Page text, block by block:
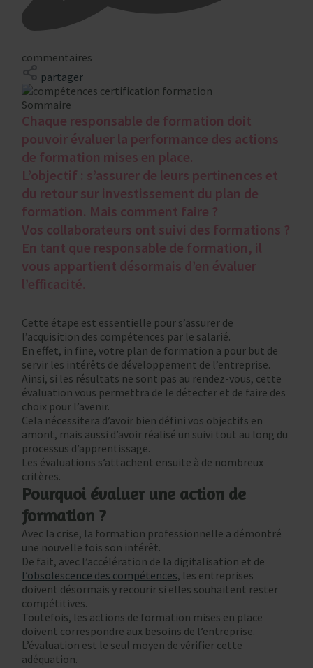
commentaires
partager
Sommaire
Chaque responsable de formation doit
pouvoir évaluer la performance des actions
de formation mises en place.
L’objectif : s’assurer de leurs pertinences et
du retour sur investissement du plan de
formation. Mais comment faire ?
Vos collaborateurs ont suivi des formations ?
En tant que responsable de formation, il
vous appartient désormais d’en évaluer
l’efficacité.
Cette étape est essentielle pour s’assurer de
l’acquisition des compétences par le salarié.
En effet, in fine, votre plan de formation a pour but de
servir les intérêts de développement de l’entreprise.
Ainsi, si les résultats ne sont pas au rendez-vous, cette
évaluation vous permettra de le détecter et de faire des
choix pour l’avenir.
Cela nécessitera d’avoir bien défini vos objectifs en
amont, mais aussi d’avoir réalisé un suivi tout au long du
processus d’apprentissage.
Les évaluations s’attachent ensuite à de nombreux
critères.
Pourquoi évaluer une action de
formation ?
Avec la crise, la formation professionnelle a démontré
une nouvelle fois son intérêt.
De fait, avec l’accélération de la digitalisation et de
l’obsolescence des compétences, les entreprises
doivent désormais y recourir si elles souhaitent rester
compétitives.
Toutefois, les actions de formation mises en place
doivent correspondre aux besoins de l’entreprise.
L’évaluation est le seul moyen de vérifier cette
adéquation.